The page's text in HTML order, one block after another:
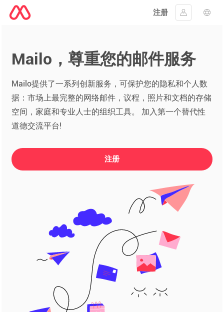
注册
登入 语言
Mailo，尊重您的邮件服务
Mailo提供了一系列创新服务，可保护您的隐私和个人数
据：市场上最完整的网络邮件，议程，照片和文档的存储
空间，家庭和专业人士的组织工具。 加入第一个替代性
道德交流平台!
注册